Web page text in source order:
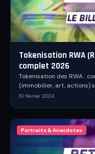
Tokenisation RWA
complet 2026
Tokenisation des RWA :
(immobilier, art, actions)
chiffres 2026 et risques.
10 février 2024
Portraits & Anecdotes